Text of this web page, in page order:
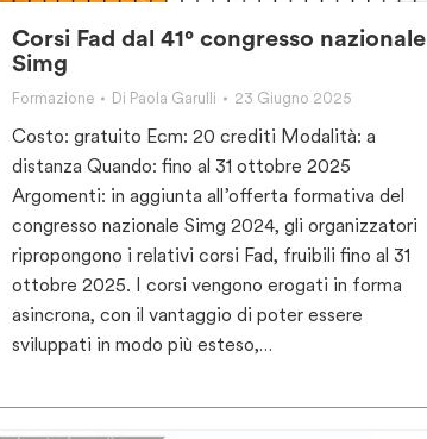
Corsi Fad dal 41° congresso nazionale
Simg
Formazione Di Paola Garulli 23 Giugno 2025
Costo: gratuito Ecm: 20 crediti Modalità: a
distanza Quando: fino al 31 ottobre 2025
Argomenti: in aggiunta all’offerta formativa del
congresso nazionale Simg 2024, gli organizzatori
ripropongono i relativi corsi Fad, fruibili fino al 31
ottobre 2025. I corsi vengono erogati in forma
asincrona, con il vantaggio di poter essere
sviluppati in modo più esteso,…